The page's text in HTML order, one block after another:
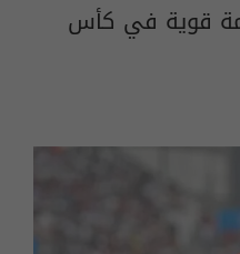
قوية في كأس